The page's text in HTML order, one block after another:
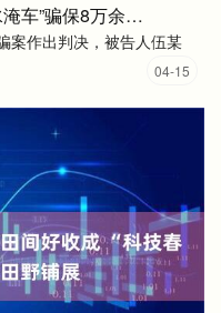
股盈汇 两男子自导自演“水淹车”骗保8万余元，法院判了→
案作出判决，被告人伍某
04-15